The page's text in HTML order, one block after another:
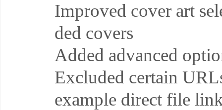
Improved cover art
ded covers
Added advanced
Excluded certain
example direct file